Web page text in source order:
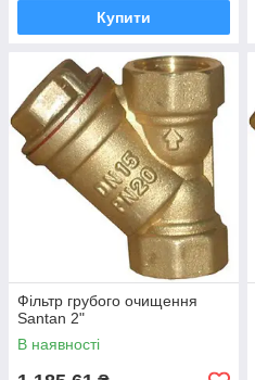
Купити
Фільтр грубого очищення
Santan 2"
В наявності